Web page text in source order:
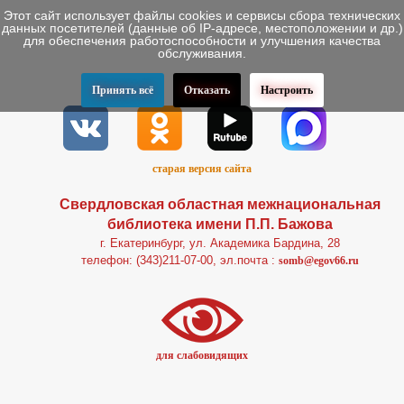
старая версия сайта
Свердловская областная межнациональная
библиотека имени П.П. Бажова
г. Екатеринбург, ул. Академика Бардина, 28
телефон: (343)211-07-00, эл.почта : somb@egov66.ru
для слабовидящих
Этот сайт использует файлы cookies и сервисы сбора технических
данных посетителей (данные об IP-адресе, местоположении и др.)
для обеспечения работоспособности и улучшения качества
обслуживания.
Принять всё Отказать Настроить